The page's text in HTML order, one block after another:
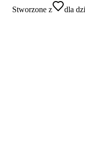
Stworzone z
dla